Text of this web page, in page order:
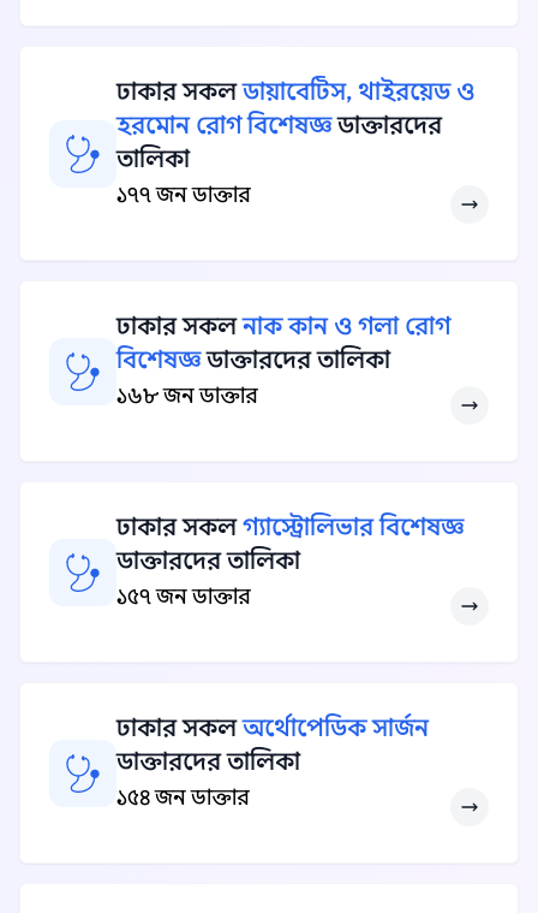
ঢাকার সকলডায়াবেটিস, থাইরয়েড ও
হরমোন রোগ বিশেষজ্ঞডাক্তারদের
তালিকা
১৭৭ জন ডাক্তার
ঢাকার সকলনাক কান ও গলা রোগ
বিশেষজ্ঞডাক্তারদের তালিকা
১৬৮ জন ডাক্তার
ঢাকার সকলগ্যাস্ট্রোলিভার বিশেষজ্ঞ
ডাক্তারদের তালিকা
১৫৭ জন ডাক্তার
ঢাকার সকলঅর্থোপেডিক সার্জন
ডাক্তারদের তালিকা
১৫৪ জন ডাক্তার